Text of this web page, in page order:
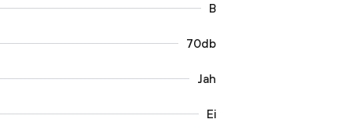
B
70db
Jah
Ei